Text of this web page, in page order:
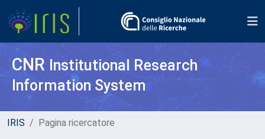
CNR Institutional Research
Information System
IRIS Pagina ricercatore